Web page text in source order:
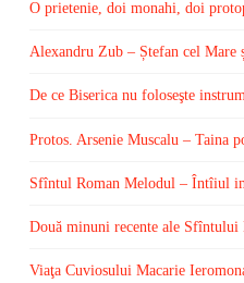
O prietenie, doi monahi, doi
Alexandru Zub – Ștefan cel Mare
De ce Biserica nu foloseşte
Protos. Arsenie Muscalu – Taina
Sfîntul Roman Melodul – Întîiul
Două minuni recente ale Sfîntului
Viaţa Cuviosului Macarie